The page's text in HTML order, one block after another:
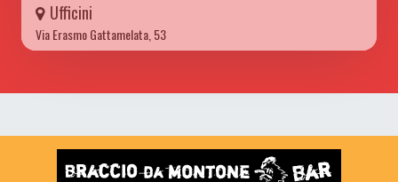
Ufficini
Via Erasmo Gattamelata, 53